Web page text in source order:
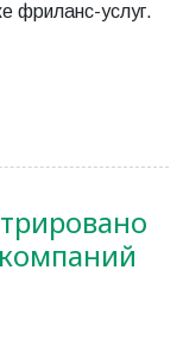
фриланс-услуг.